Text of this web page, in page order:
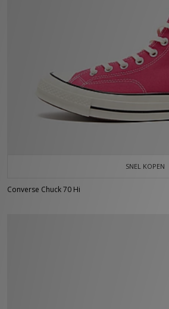
SNEL KOPEN
Converse Chuck 70 Hi